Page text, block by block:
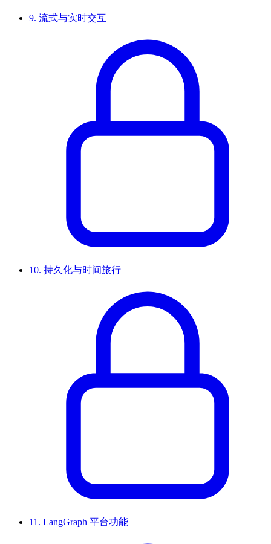
9. 流式与实时交互
10. 持久化与时间旅行
11. LangGraph 平台功能